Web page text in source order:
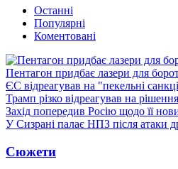
Останні
Популярні
Коментовані
Пентагон придбає лазери для
ЄС відреагував на "пекельні
Трамп різко відреагував на
Захід попередив Росію щодо її
У Сизрані палає НПЗ після атаки
Сюжети